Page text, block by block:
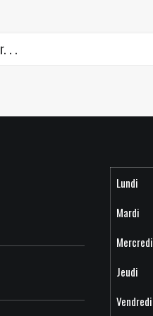
Lundi
Mardi
Mercredi
Jeudi
Vendredi